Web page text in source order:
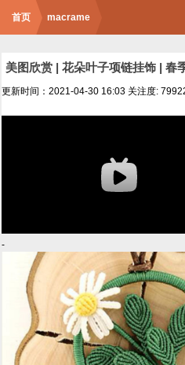
首页 macrame
更新时间：2021-04-30 16:03 关注度:
-